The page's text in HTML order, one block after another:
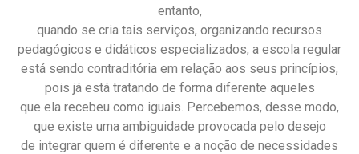
entanto,
quando se cria tais serviços, organizando recursos
pedagógicos e didáticos especializados, a escola regular
está sendo contraditória em relação aos seus princípios,
pois já está tratando de forma diferente aqueles
que ela recebeu como iguais. Percebemos, desse modo,
que existe uma ambiguidade provocada pelo desejo
de integrar quem é diferente e a noção de necessidades